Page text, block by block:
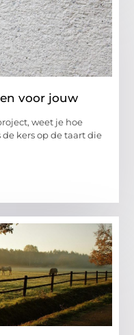
voor jouw
weet je hoe
kers op de taart die